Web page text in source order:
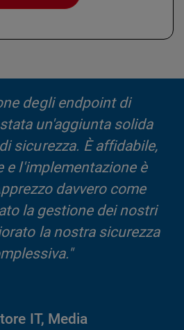
degli endpoint di
un'aggiunta solida
sicurezza. È affidabile,
e l'implementazione è
davvero come
la gestione dei nostri
la nostra sicurezza
IT, Media